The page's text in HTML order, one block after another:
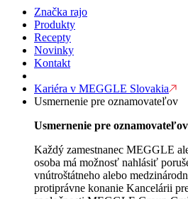
Značka rajo
Produkty
Recepty
Novinky
Kontakt
Kariéra v MEGGLE Slovakia
Usmernenie pre oznamovateľov
Usmernenie pre
Každý zamestnanec MEGGLE
osoba má možnosť nahlásiť
vnútroštátneho alebo
protiprávne konanie Kancelárii